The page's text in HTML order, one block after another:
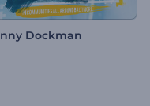
Dockman